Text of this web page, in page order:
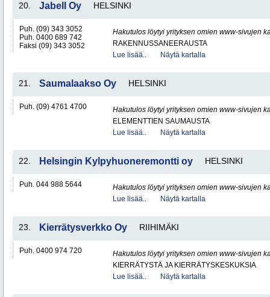
20. Jabell Oy HELSINKI
Puh. (09) 343 3052
Puh. 0400 689 742
Faksi (09) 343 3052
Hakutulos löytyi yrityksen omien www-sivujen
RAKENNUSSANEERAUSTA
Lue lisää..
Näytä kartalla
21. Saumalaakso Oy HELSINKI
Puh. (09) 4761 4700
Hakutulos löytyi yrityksen omien www-sivujen
ELEMENTTIEN SAUMAUSTA
Lue lisää..
Näytä kartalla
22. Helsingin Kylpyhuoneremontti oy HELSINKI
Puh. 044 988 5644
Hakutulos löytyi yrityksen omien www-sivujen
Lue lisää..
Näytä kartalla
23. Kierrätysverkko Oy RIIHIMÄKI
Puh. 0400 974 720
Hakutulos löytyi yrityksen omien www-sivujen
KIERRÄTYSTÄ JA KIERRÄTYSKESKUKSIA
Lue lisää..
Näytä kartalla